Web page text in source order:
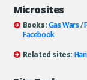
Microsites
Books:Gas Wars/
Facebook
Related sites: